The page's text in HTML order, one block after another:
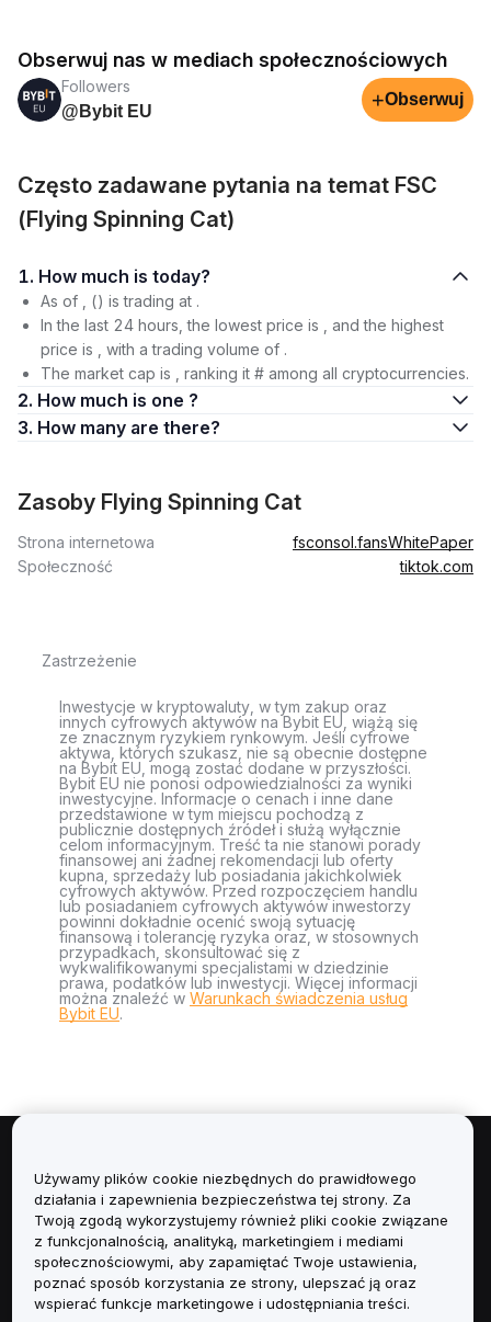
Obserwuj nas w mediach społecznościowych
Followers
@Bybit EU
+Obserwuj
Często zadawane pytania na temat FSC
(Flying Spinning Cat)
1. How much is today?
As of , () is trading at .
In the last 24 hours, the lowest price is , and the highest
price is , with a trading volume of .
The market cap is , ranking it # among all cryptocurrencies.
2. How much is one ?
3. How many are there?
Zasoby Flying Spinning Cat
Strona internetowa fsconsol.fansWhitePaper
Społeczność
tiktok.com
Zastrzeżenie
Inwestycje w kryptowaluty, w tym zakup oraz
innych cyfrowych aktywów na Bybit EU, wiążą się
ze znacznym ryzykiem rynkowym. Jeśli cyfrowe
aktywa, których szukasz, nie są obecnie dostępne
na Bybit EU, mogą zostać dodane w przyszłości.
Bybit EU nie ponosi odpowiedzialności za wyniki
inwestycyjne. Informacje o cenach i inne dane
przedstawione w tym miejscu pochodzą z
publicznie dostępnych źródeł i służą wyłącznie
celom informacyjnym. Treść ta nie stanowi porady
finansowej ani żadnej rekomendacji lub oferty
kupna, sprzedaży lub posiadania jakichkolwiek
cyfrowych aktywów. Przed rozpoczęciem handlu
lub posiadaniem cyfrowych aktywów inwestorzy
powinni dokładnie ocenić swoją sytuację
finansową i tolerancję ryzyka oraz, w stosownych
przypadkach, skonsultować się z
wykwalifikowanymi specjalistami w dziedzinie
prawa, podatków lub inwestycji. Więcej informacji
można znaleźć w Warunkach świadczenia usług
Bybit EU.
Informacje
Usługi
Obsługa Klienta
Używamy plików cookie niezbędnych do prawidłowego
działania i zapewnienia bezpieczeństwa tej strony. Za
Twoją zgodą wykorzystujemy również pliki cookie związane
z funkcjonalnością, analityką, marketingiem i mediami
społecznościowymi, aby zapamiętać Twoje ustawienia,
poznać sposób korzystania ze strony, ulepszać ją oraz
wspierać funkcje marketingowe i udostępniania treści.